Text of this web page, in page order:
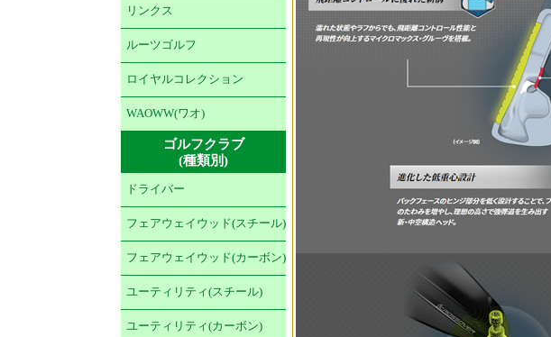
リンクス
ルーツゴルフ
ロイヤルコレクション
WAOWW(ワオ)
ゴルフクラブ
(種類別)
ドライバー
フェアウェイウッド(スチール)
フェアウェイウッド(カーボン)
ユーティリティ(スチール)
ユーティリティ(カーボン)